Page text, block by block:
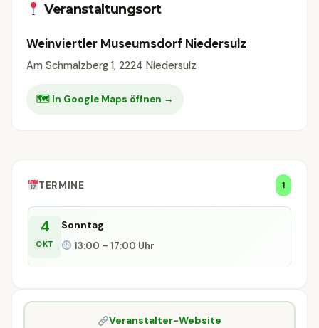
Veranstaltungsort
Weinviertler Museumsdorf Niedersulz
Am Schmalzberg 1, 2224 Niedersulz
🗺 In Google Maps öffnen →
TERMINE 1
4
OKT
Sonntag
13:00 – 17:00 Uhr
Veranstalter-Website